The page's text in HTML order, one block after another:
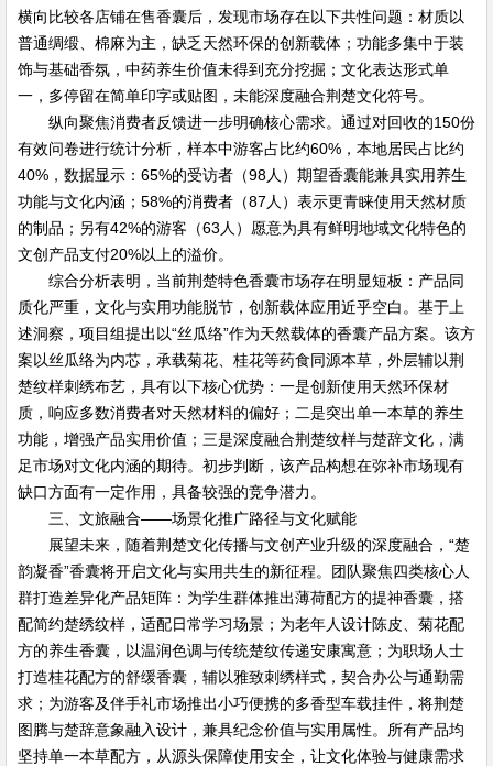
横向比较各店铺在售香囊后，发现市场存在以下共性问题：材质以
普通绸缎、棉麻为主，缺乏天然环保的创新载体；功能多集中于装
饰与基础香氛，中药养生价值未得到充分挖掘；文化表达形式单
一，多停留在简单印字或贴图，未能深度融合荆楚文化符号。
纵向聚焦消费者反馈进一步明确核心需求。通过对回收的150份
有效问卷进行统计分析，样本中游客占比约60%，本地居民占比约
40%，数据显示：65%的受访者（98人）期望香囊能兼具实用养生
功能与文化内涵；58%的消费者（87人）表示更青睐使用天然材质
的制品；另有42%的游客（63人）愿意为具有鲜明地域文化特色的
文创产品支付20%以上的溢价。
综合分析表明，当前荆楚特色香囊市场存在明显短板：产品同
质化严重，文化与实用功能脱节，创新载体应用近乎空白。基于上
述洞察，项目组提出以“丝瓜络”作为天然载体的香囊产品方案。该方
案以丝瓜络为内芯，承载菊花、桂花等药食同源本草，外层辅以荆
楚纹样刺绣布艺，具有以下核心优势：一是创新使用天然环保材
质，响应多数消费者对天然材料的偏好；二是突出单一本草的养生
功能，增强产品实用价值；三是深度融合荆楚纹样与楚辞文化，满
足市场对文化内涵的期待。初步判断，该产品构想在弥补市场现有
缺口方面有一定作用，具备较强的竞争潜力。
三、文旅融合——场景化推广路径与文化赋能
展望未来，随着荆楚文化传播与文创产业升级的深度融合，“楚
韵凝香”香囊将开启文化与实用共生的新征程。团队聚焦四类核心人
群打造差异化产品矩阵：为学生群体推出薄荷配方的提神香囊，搭
配简约楚绣纹样，适配日常学习场景；为老年人设计陈皮、菊花配
方的养生香囊，以温润色调与传统楚纹传递安康寓意；为职场人士
打造桂花配方的舒缓香囊，辅以雅致刺绣样式，契合办公与通勤需
求；为游客及伴手礼市场推出小巧便携的多香型车载挂件，将荆楚
图腾与楚辞意象融入设计，兼具纪念价值与实用属性。所有产品均
坚持单一本草配方，从源头保障使用安全，让文化体验与健康需求